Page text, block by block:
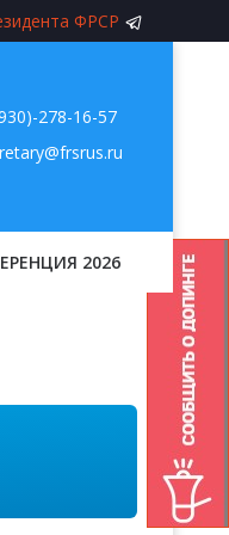
ФРСР
278-16-57
2026